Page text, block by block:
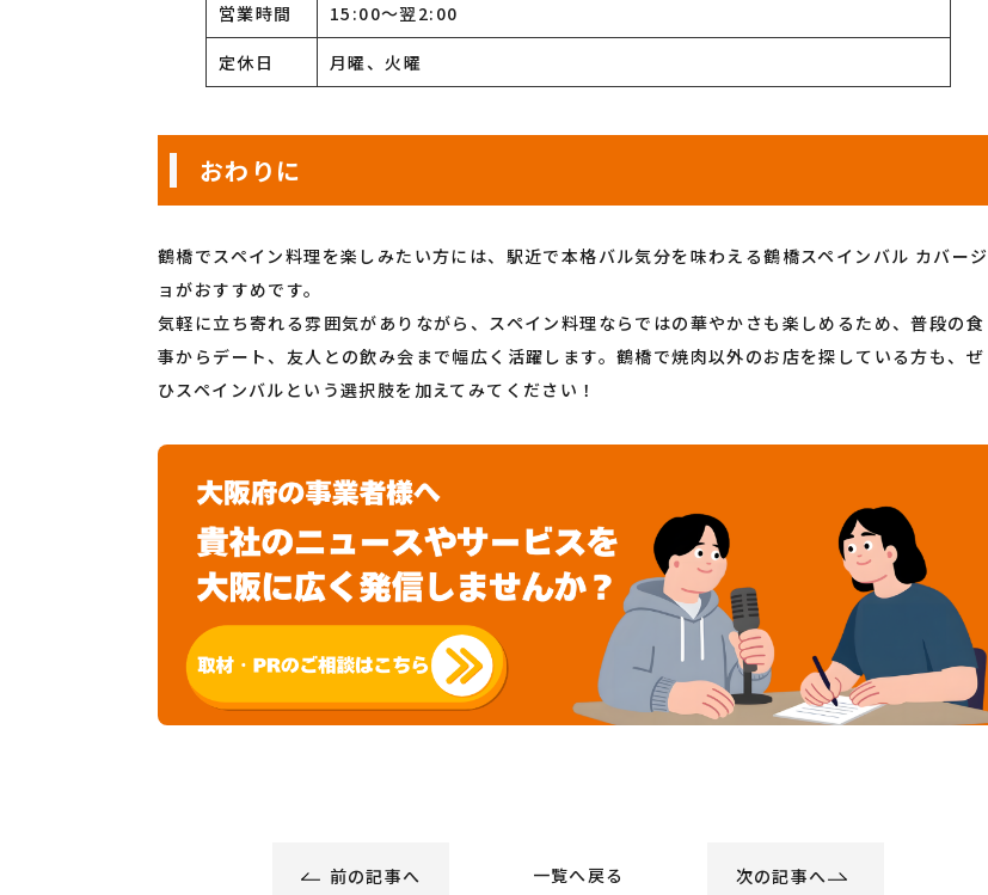
営業時間 15:00～翌2:00
定休日 月曜、火曜
おわりに
鶴橋でスペイン料理を楽しみたい方には、駅近で本格バル気分を味わえる鶴橋スペインバル カバージ
ョがおすすめです。
気軽に立ち寄れる雰囲気がありながら、スペイン料理ならではの華やかさも楽しめるため、普段の食
事からデート、友人との飲み会まで幅広く活躍します。鶴橋で焼肉以外のお店を探している方も、ぜ
ひスペインバルという選択肢を加えてみてください！
前の記事へ 一覧へ戻る 次の記事へ